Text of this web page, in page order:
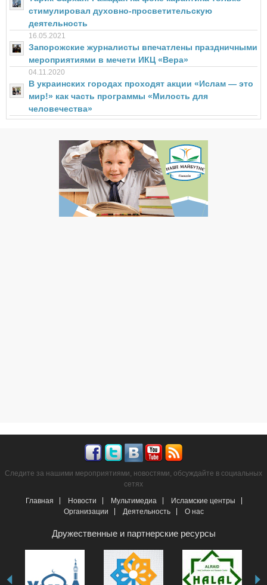
стимулировал духовно-просветительскую
деятельность
16.05.2021
Запорожские журналисты впечатлены праздничными
мероприятиями в мечети ИКЦ «Вера»
04.11.2020
В украинских городах проходят акции «Ислам — это
мир!» как часть программы «Милость для
человечества»
Следите за нашими мероприятиями, новостями, обсуждайте в социальных
сетях
Главная
Новости Мультимедиа
Исламские центры
Организации
Деятельность О нас
Дружественные и партнерские ресурсы